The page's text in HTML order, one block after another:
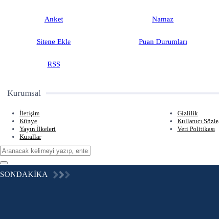
Anket Namaz
Sitene Ekle Puan Durumları
RSS
Kurumsal
İletişim
Künye
Yayın İlkeleri
Kurallar
Gizlilik
Kullanıcı
Veri Politikası
SONDAKİKA